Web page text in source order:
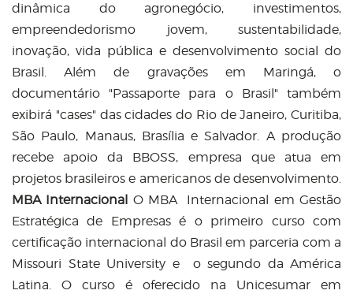
dinâmica do agronegócio, investimentos,
empreendedorismo jovem, sustentabilidade,
inovação, vida pública e desenvolvimento social do
Brasil. Além de gravações em Maringá, o
documentário "Passaporte para o Brasil" também
exibirá "cases" das cidades do Rio de Janeiro, Curitiba,
São Paulo, Manaus, Brasília e Salvador. A produção
recebe apoio da BBOSS, empresa que atua em
projetos brasileiros e americanos de desenvolvimento.
MBA Internacional O MBA Internacional em Gestão
Estratégica de Empresas é o primeiro curso com
certificação internacional do Brasil em parceria com a
Missouri State University e o segundo da América
Latina. O curso é oferecido na Unicesumar em